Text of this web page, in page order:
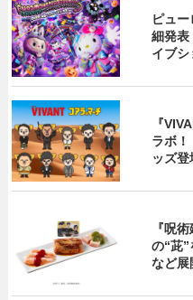
ピュ
細発
イブシ
『
ラボ
ッズ登
『呪
の“茈
など展